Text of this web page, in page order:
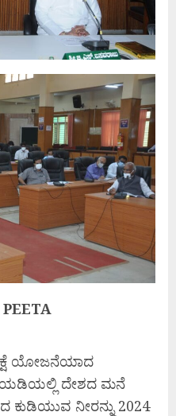
ಯೋಜನೆಯಾದ
ದೇಶದ ಮನೆ
ಕುಡಿಯುವ ನೀರನ್ನು 2024